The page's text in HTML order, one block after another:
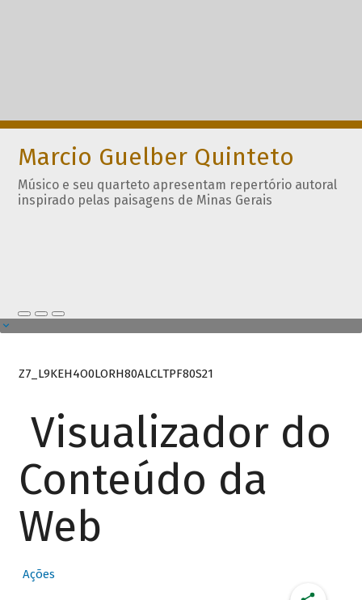
Marcio Guelber Quinteto
Músico e seu quarteto apresentam repertório autoral
inspirado pelas paisagens de Minas Gerais
Z7_L9KEH4O0LORH80ALCLTPF80S21
Visualizador do
Conteúdo da
Web
Ações